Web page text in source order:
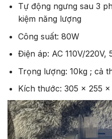
Tự động ngưng sau 3
kiệm năng lượng
Công suất: 80W
Điện áp: AC 110V/220V,
Trọng lượng: 10kg ; cả
Kích thước: 305 x 255 x